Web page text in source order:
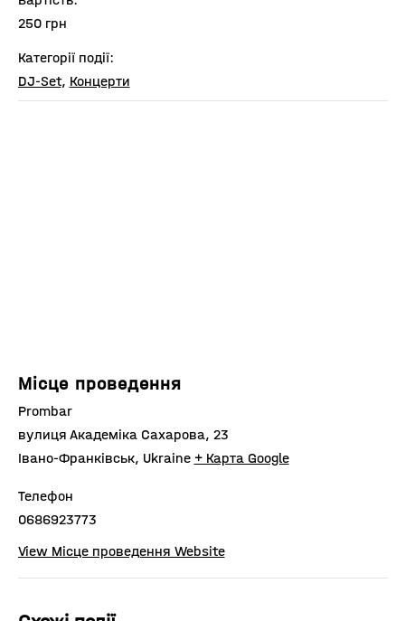
250 грн
Категорії події:
DJ-Set, Концерти
Місце проведення
Prombar
вулиця Академіка Сахарова, 23
Івано-Франківськ, Ukraine + Карта Google
Телефон
0686923773
View Місце проведення Website